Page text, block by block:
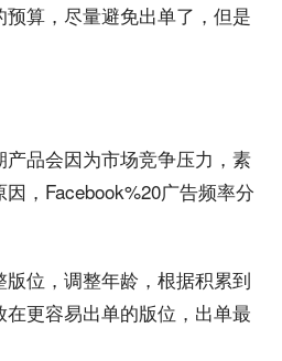
算，尽量避免出单了，但是
品会因为市场竞争压力，素
，Facebook%20广告频率分
位，调整年龄，根据积累到
更容易出单的版位，出单最